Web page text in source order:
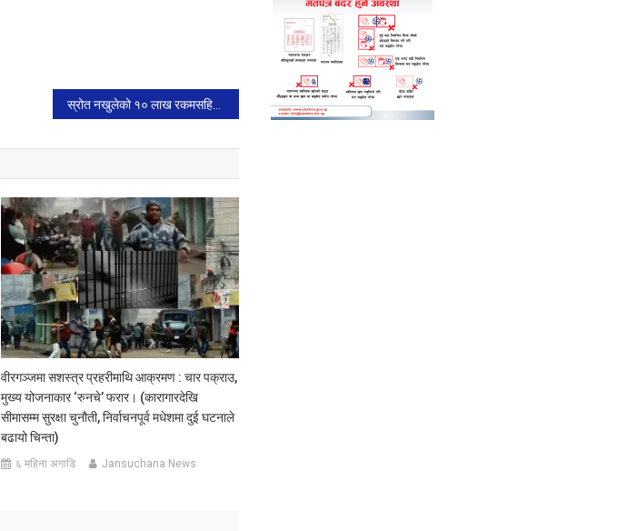
वीरगञ्जमा सशस्त्र प्रहरीमाथि आक्रमण : चार पक्राउ,
मुख्य योजनाकार ‘रुनचे’ फरार। (कारागारदेखि
सीमासम्म सुरक्षा चुनौती, निर्वाचनपूर्व मधेशमा दुई घटनाले
बढायो चिन्ता)
६ महिना अगाडि Jansuchana News